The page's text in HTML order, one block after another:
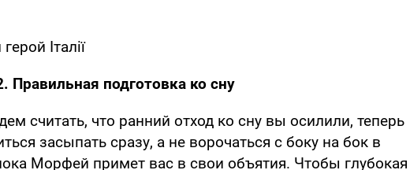
Італії
Правильная подготовка ко сну
считать, что ранний отход ко сну вы осилили, теперь
засыпать сразу, а не ворочаться с боку на бок в
Морфей примет вас в свои объятия. Чтобы глубокая